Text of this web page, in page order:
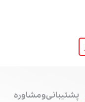
پشتیبانی و مشاوره